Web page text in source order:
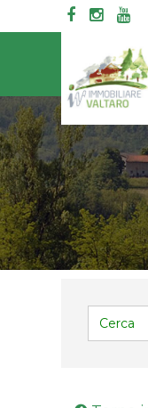
Init failed: Galleria